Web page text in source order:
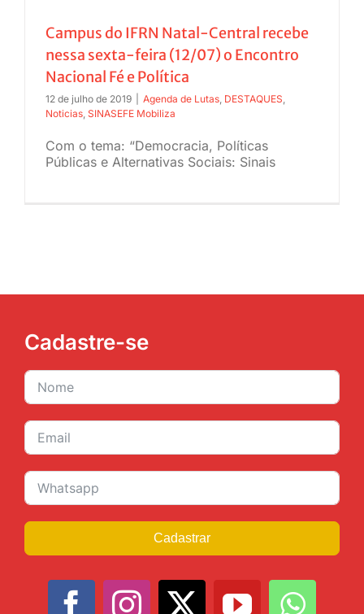
JURÍDICO
CLUBE
Campus do IFRN Natal-Central recebe
nessa sexta-feira (12/07) o Encontro
Nacional Fé e Política
12 de julho de 2019 Agenda de Lutas, DESTAQUES,
Noticias, SINASEFE Mobiliza
Com o tema: “Democracia, Políticas
Públicas e Alternativas Sociais: Sinais
Cadastre-se
Cadastrar